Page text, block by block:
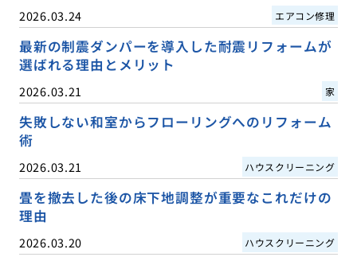
2026.03.24 エアコン修理
最新の制震ダンパーを導入した耐震リフォームが
選ばれる理由とメリット
2026.03.21 家
失敗しない和室からフローリングへのリフォーム
術
2026.03.21 ハウスクリーニング
畳を撤去した後の床下地調整が重要なこれだけの
理由
2026.03.20 ハウスクリーニング